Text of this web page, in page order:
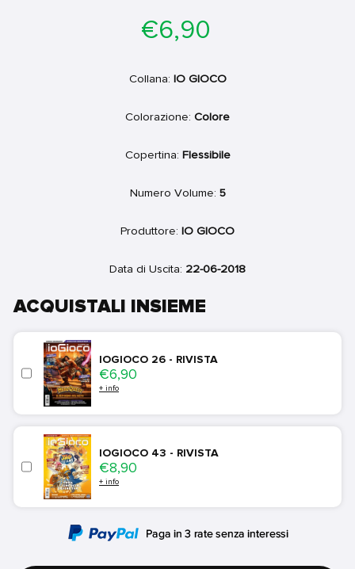
Prezzo
di
€6,90
Collana: IO GIOCO
Colorazione: Colore
Copertina: Flessibile
Numero Volume: 5
Produttore: IO GIOCO
Data di Uscita: 22-06-2018
ACQUISTALI INSIEME
IOGIOCO 26 - RIVISTA
Price
€6,90
+ info
IOGIOCO 43 - RIVISTA
Price
€8,90
+ info